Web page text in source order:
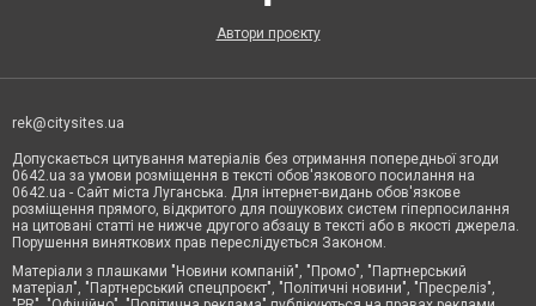
Автори проєкту
rek@citysites.ua
Допускається цитування матеріалів без отримання попередньої згоди
0642.ua за умови розміщення в тексті обов'язкового посилання на
0642.ua - Сайт міста Луганська. Для інтернет-видань обов'язкове
розміщення прямого, відкритого для пошукових систем гіперпосилання
на цитовані статті не нижче другого абзацу в тексті або в якості джерела.
Порушення виняткових прав переслідується Законом.
Матеріали з плашками "Новини компаній", "Промо", "Партнерський
матеріал", "Партнерський спецпроєкт", "Політичні новини", "Пресреліз",